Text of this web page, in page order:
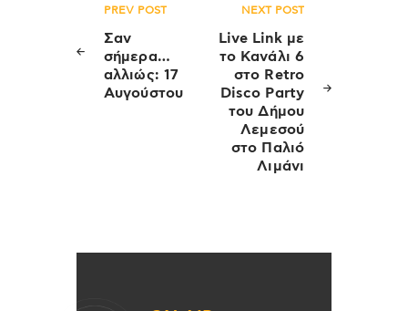
Πλοήγηση
άρθρων
PREV POST
Σαν
σήμερα…
αλλιώς: 17
Αυγούστου
NEXT POST
Live Link με
το Κανάλι 6
στο Retro
Disco Party
του Δήμου
Λεμεσού
στο Παλιό
Λιμάνι